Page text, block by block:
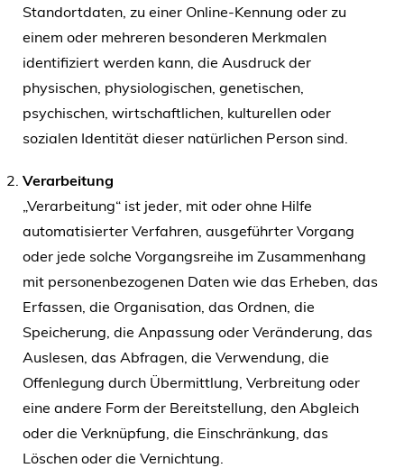
Standortdaten, zu einer Online-Kennung oder zu
einem oder mehreren besonderen Merkmalen
identifiziert werden kann, die Ausdruck der
physischen, physiologischen, genetischen,
psychischen, wirtschaftlichen, kulturellen oder
sozialen Identität dieser natürlichen Person sind.
Verarbeitung
„Verarbeitung“ ist jeder, mit oder ohne Hilfe
automatisierter Verfahren, ausgeführter Vorgang
oder jede solche Vorgangsreihe im Zusammenhang
mit personenbezogenen Daten wie das Erheben, das
Erfassen, die Organisation, das Ordnen, die
Speicherung, die Anpassung oder Veränderung, das
Auslesen, das Abfragen, die Verwendung, die
Offenlegung durch Übermittlung, Verbreitung oder
eine andere Form der Bereitstellung, den Abgleich
oder die Verknüpfung, die Einschränkung, das
Löschen oder die Vernichtung.